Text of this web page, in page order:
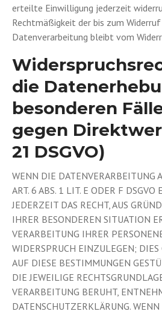
erteilte Einwilligung jederzeit
Rechtmäßigkeit der bis zum
Datenverarbeitung bleibt vom
die
besonderen
gegen
21 DSGVO)
WENN DIE DATENVERARBEITUNG
ART. 6 ABS. 1 LIT. E ODER F DSGVO
JEDERZEIT DAS RECHT, AUS
IHRER BESONDEREN SITUATION
VERARBEITUNG IHRER
WIDERSPRUCH EINZULEGEN; DIES
AUF DIESE BESTIMMUNGEN
DIE JEWEILIGE
VERARBEITUNG BERUHT,
DATENSCHUTZERKLÄRUNG.